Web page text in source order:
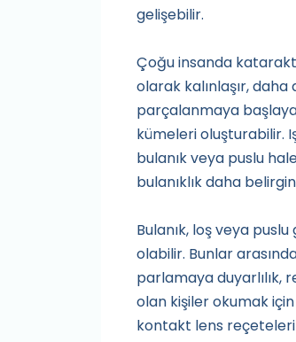
gelişebilir.
Çoğu insanda
olarak kalınlaşır,
parçalanmaya
kümeleri oluşturabilir.
bulanık veya puslu
bulanıklık daha
Bulanık, loş veya
olabilir. Bunlar
parlamaya duyarlılık,
olan kişiler okumak
kontakt lens